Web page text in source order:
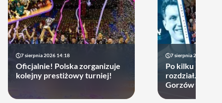
7 sierpnia 2026 14:18
Oficjalnie! Polska zorganizuje
kolejny prestiżowy turniej!
7 sierpnia 2026 13:49
Po kilku latach
rozdział.
Gorzów może